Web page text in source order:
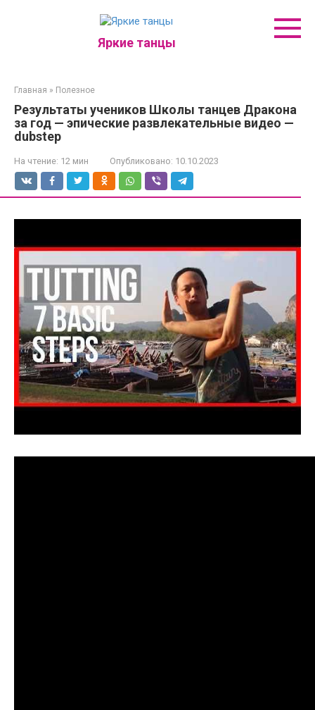
Яркие танцы
Главная » Полезное
Результаты учеников Школы танцев Дракона
за год — эпические развлекательные видео —
dubstep
На чтение: 12 мин Опубликовано: 10.10.2023